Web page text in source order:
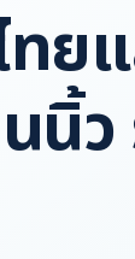
ทย
นิ้ว